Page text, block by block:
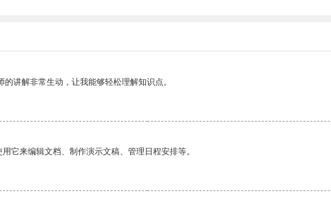
讲解非常生动，让我能够轻松理解知识点。
它来编辑文档、制作演示文稿、管理日程安排等。